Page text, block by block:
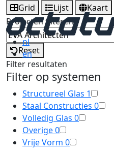
nl
en
Grid Lijst
Kaart
Projecten filteren
Reset
Filter resultaten
Filter op systemen
Structureel Glas 1
Staal Constructies 0
Volledig Glas 0
Overige0
Vrije Vorm 0